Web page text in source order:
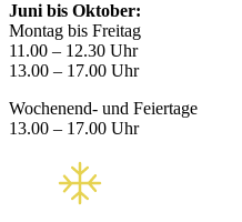
Juni bis Oktober:
Montag bis Freitag
11.00 – 12.30 Uhr
13.00 – 17.00 Uhr
Wochenend- und Feiertage
13.00 – 17.00 Uhr